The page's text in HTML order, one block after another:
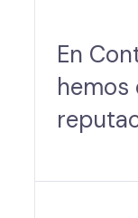
En
hemos
en